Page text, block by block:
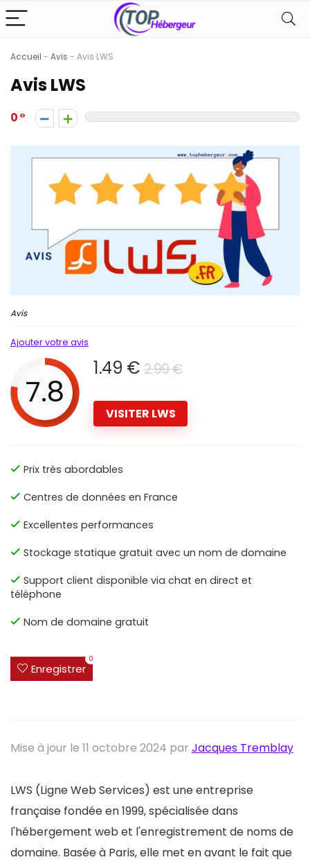
Accueil - Avis - Avis LWS
Avis LWS
0
Avis
Ajouter votre avis
7.8
1.49 € 2.99 €
VISITER LWS
Prix très abordables
Centres de données en France
Excellentes performances
Stockage statique gratuit avec un nom de domaine
Support client disponible via chat en direct et
téléphone
Nom de domaine gratuit
Enregistrer
0
Mise à jour le 11 octobre 2024 par Jacques Tremblay
LWS (Ligne Web Services) est une entreprise
française fondée en 1999, spécialisée dans
l'hébergement web et l'enregistrement de noms de
domaine. Basée à Paris, elle met en avant le fait que